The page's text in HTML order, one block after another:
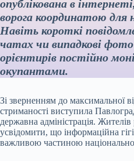
опублікована в
ворога координатою для
Навіть короткі
чатах чи випадкові
орієнтирів постійно
окупантами.
Зі зверненням до максимальної
стриманості виступила
державна адміністрація.
усвідомити, що інформаційна
важливою частиною